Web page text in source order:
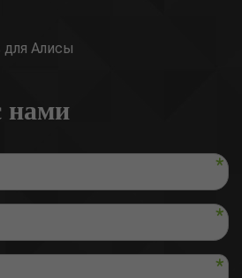
для Алисы
нами